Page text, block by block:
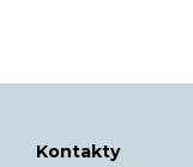
Kontakty